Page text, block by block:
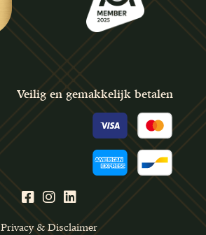
Veilig en gemakkelijk betalen
Privacy & Disclaimer